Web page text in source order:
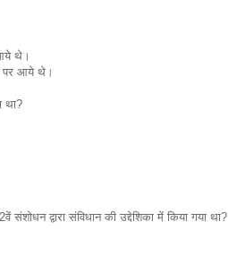
थे।
पर आये थे।
था?
द्वारा संविधान की उद्देशिका में किया गया था?